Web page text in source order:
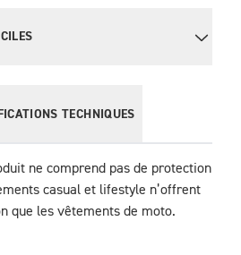
TECHNIQUES
ne comprend pas de protection
casual et lifestyle n’offrent
que les vêtements de moto.